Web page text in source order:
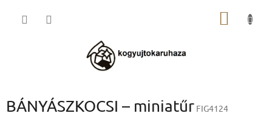
KOSÁR
BÁNYÁSZKOCSI – miniatűr FIG4124